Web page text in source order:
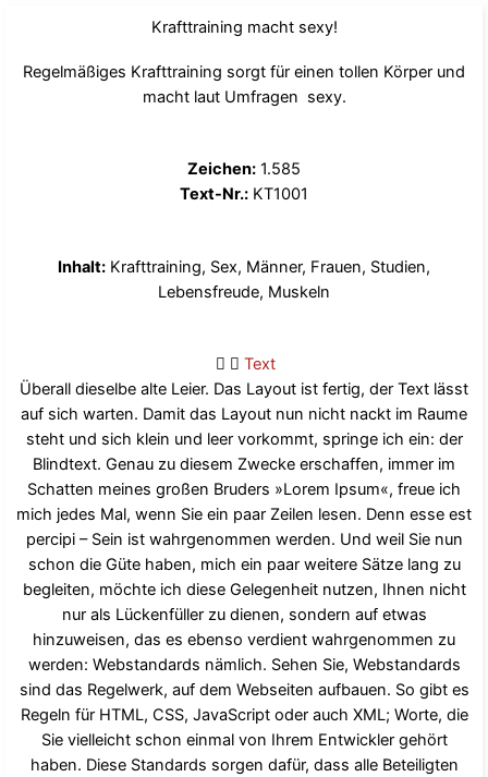
Krafttraining macht sexy!
Regelmäßiges Krafttraining sorgt für einen tollen Körper und
macht laut Umfragen sexy.
Zeichen: 1.585
Text-Nr.: KT1001
Inhalt: Krafttraining, Sex, Männer, Frauen, Studien,
Lebensfreude, Muskeln
Text
Überall dieselbe alte Leier. Das Layout ist fertig, der Text lässt
auf sich warten. Damit das Layout nun nicht nackt im Raume
steht und sich klein und leer vorkommt, springe ich ein: der
Blindtext. Genau zu diesem Zwecke erschaffen, immer im
Schatten meines großen Bruders »Lorem Ipsum«, freue ich
mich jedes Mal, wenn Sie ein paar Zeilen lesen. Denn esse est
percipi – Sein ist wahrgenommen werden. Und weil Sie nun
schon die Güte haben, mich ein paar weitere Sätze lang zu
begleiten, möchte ich diese Gelegenheit nutzen, Ihnen nicht
nur als Lückenfüller zu dienen, sondern auf etwas
hinzuweisen, das es ebenso verdient wahrgenommen zu
werden: Webstandards nämlich. Sehen Sie, Webstandards
sind das Regelwerk, auf dem Webseiten aufbauen. So gibt es
Regeln für HTML, CSS, JavaScript oder auch XML; Worte, die
Sie vielleicht schon einmal von Ihrem Entwickler gehört
haben. Diese Standards sorgen dafür, dass alle Beteiligten